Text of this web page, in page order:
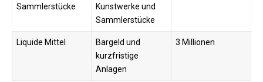
Sammlerstücke
Kunstwerke und
Sammlerstücke
Liquide Mittel
Bargeld und
kurzfristige
Anlagen
3 Millionen